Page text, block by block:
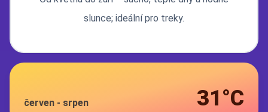
slunce; ideální pro treky.
červen - srpen 31°C